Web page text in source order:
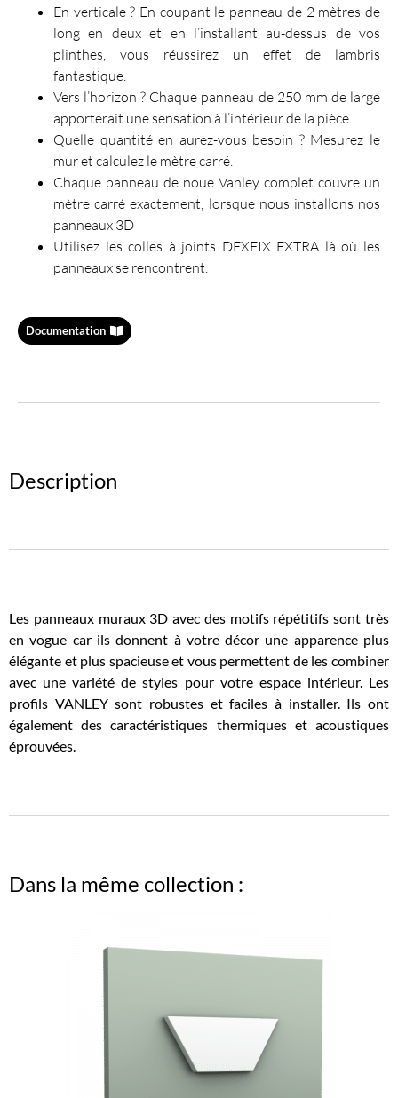
En verticale ? En coupant le panneau de 2 mètres de
long en deux et en l’installant au-dessus de vos
plinthes, vous réussirez un effet de lambris
fantastique.
Vers l’horizon ? Chaque panneau de 250 mm de large
apporterait une sensation à l’intérieur de la pièce.
Quelle quantité en aurez-vous besoin ? Mesurez le
mur et calculez le mètre carré.
Chaque panneau de noue Vanley complet couvre un
mètre carré exactement, lorsque nous installons nos
panneaux 3D
Utilisez les colles à joints DEXFIX EXTRA là où les
panneaux se rencontrent.
Documentation
Description
Les panneaux muraux 3D avec des motifs répétitifs sont très
en vogue car ils donnent à votre décor une apparence plus
élégante et plus spacieuse et vous permettent de les combiner
avec une variété de styles pour votre espace intérieur. Les
profils VANLEY sont robustes et faciles à installer. Ils ont
également des caractéristiques thermiques et acoustiques
éprouvées.
Dans la même collection :